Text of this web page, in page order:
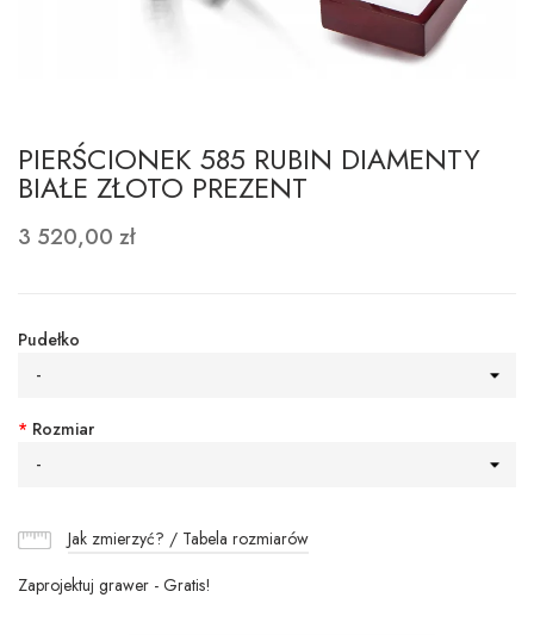
PIERŚCIONEK 585 RUBIN DIAMENTY
BIAŁE ZŁOTO PREZENT
3 520,00 zł
Pudełko
-
* Rozmiar
-
Jak zmierzyć? / Tabela rozmiarów
Zaprojektuj grawer - Gratis!